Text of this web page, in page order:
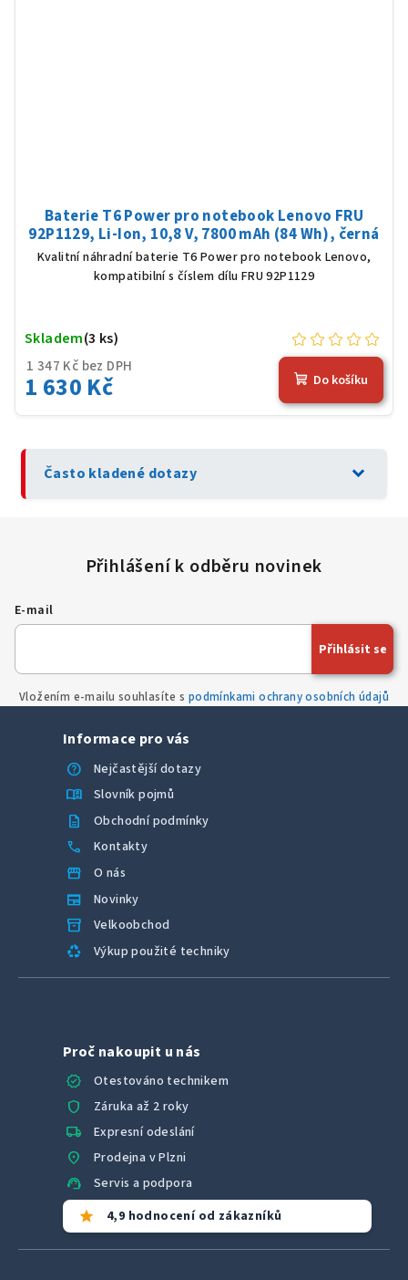
Baterie T6 Power pro notebook Lenovo FRU
92P1129, Li-Ion, 10,8 V, 7800 mAh (84 Wh), černá
Kvalitní náhradní baterie T6 Power pro notebook Lenovo,
kompatibilní s číslem dílu FRU 92P1129
1 347 Kč bez DPH
1 630 Kč
Skladem(3 ks)
Do košíku
Často kladené dotazy expand_more
E-mail
Vložením e-mailu souhlasíte s podmínkami ochrany osobních údajů
Přihlásit se
Informace pro vás
help
Nejčastější dotazy
menu_book Slovník pojmů
description Obchodní podmínky
call Kontakty
storefront O nás
newspaper Novinky
inventory_2 Velkoobchod
recycling Výkup použité techniky
Proč nakoupit u nás
verified
Otestováno technikem
shield Záruka až 2 roky
local_shipping Expresní odeslání
location_on Prodejna v Plzni
support_agent Servis a podpora
star 4,9 hodnocení od zákazníků